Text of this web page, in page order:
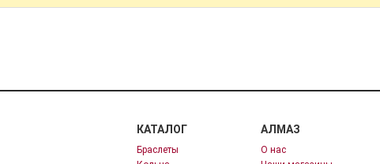
КАТАЛОГ
Браслеты
АЛМАЗ
О нас